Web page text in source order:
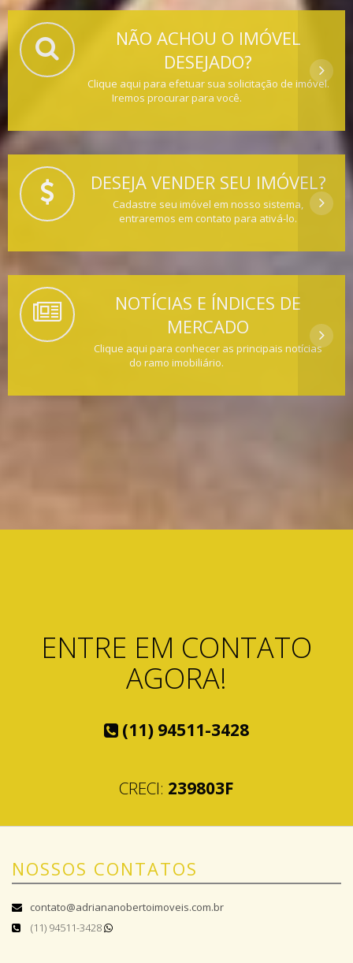
NÃO ACHOU O IMÓVEL
DESEJADO?
Clique aqui para efetuar sua solicitação de imóvel.
Iremos procurar para você.
DESEJA VENDER SEU IMÓVEL?
Cadastre seu imóvel em nosso sistema,
entraremos em contato para ativá-lo.
NOTÍCIAS E ÍNDICES DE
MERCADO
Clique aqui para conhecer as principais notícias
do ramo imobiliário.
ENTRE EM CONTATO
AGORA!
(11) 94511-3428
CRECI: 239803F
NOSSOS CONTATOS
contato@adriananobertoimoveis.com.br
(11) 94511-3428